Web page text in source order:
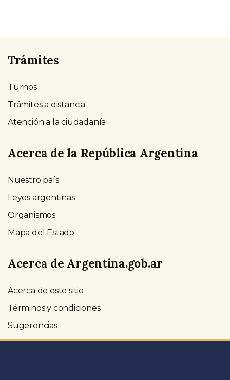
Trámites
Turnos
Trámites a distancia
Atención a la ciudadanía
Acerca de la República Argentina
Nuestro país
Leyes argentinas
Organismos
Mapa del Estado
Acerca de Argentina.gob.ar
Acerca de este sitio
Términos y condiciones
Sugerencias